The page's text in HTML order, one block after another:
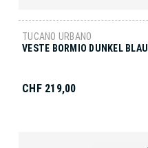
TUCANO URBANO
VESTE BORMIO DUNKEL BLAU
CHF 219,00